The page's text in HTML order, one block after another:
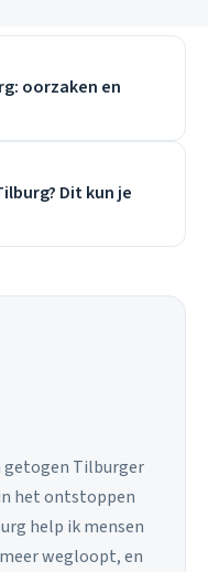
oorzaken en
Dit kun je
getogen Tilburger
het ontstoppen
help ik mensen
wegloopt, en